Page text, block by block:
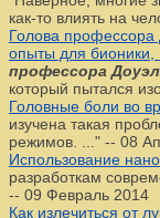
как-то влиять на
Голова профессора
опыты для бионики,
профессора
который пытался
Головные боли во
изучена такая
режимов. ..." -- 08
Использование
разработкам
-- 09 Февраль 2014
Как излечиться от